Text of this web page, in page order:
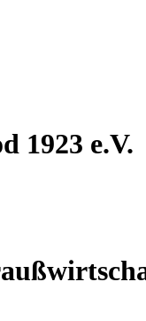
1923 e.V.